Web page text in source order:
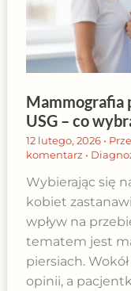
Mammografia
USG – co
12 lutego, 2026 •
komentarz •
Wybierając się
kobiet
wpływ na
tematem jest
piersiach.
opinii, a